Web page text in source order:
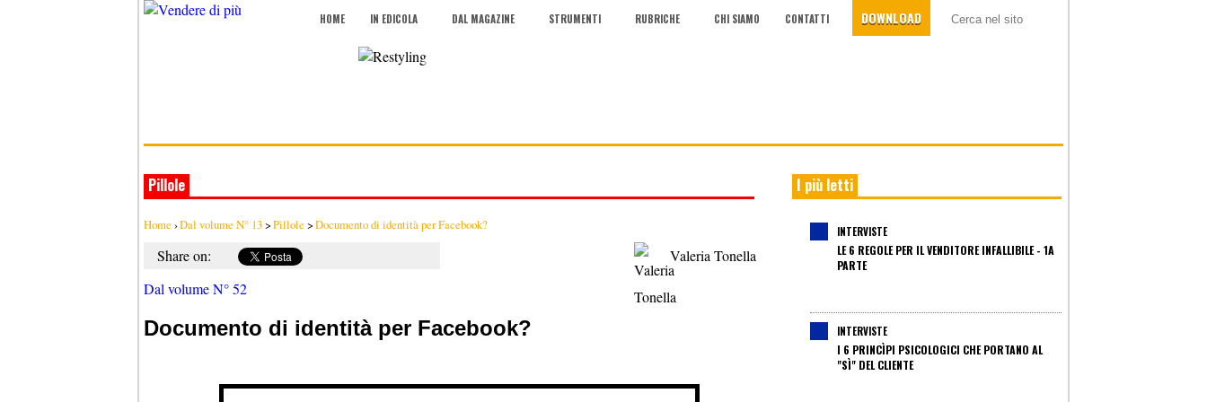
HOME IN EDICOLA DAL MAGAZINE STRUMENTI RUBRICHE CHI SIAMO CONTATTI DOWNLOAD
Pillole
Home ›Dal volume N° 13>Pillole >Documento di identità per Facebook?
Share on:
Valeria Tonella
Dal volume N° 52
Documento di identità per Facebook?
I più letti
INTERVISTE
LE 6 REGOLE PER IL VENDITORE INFALLIBILE - 1A
PARTE
INTERVISTE
I 6 PRINCÌPI PSICOLOGICI CHE PORTANO AL
"SÌ" DEL CLIENTE